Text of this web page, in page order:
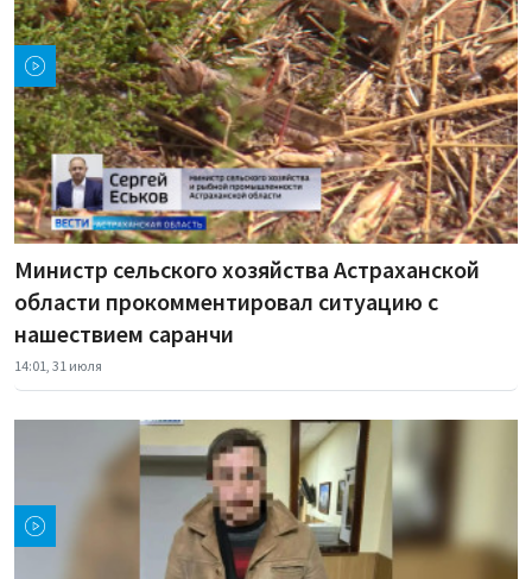
Министр сельского хозяйства Астраханской
области прокомментировал ситуацию с
нашествием саранчи
14:01, 31 июля